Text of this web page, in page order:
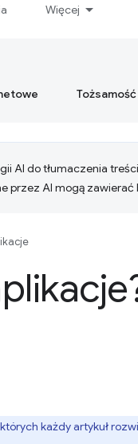
Więcej
Tożsamość
AI do tłumaczenia
przez AI mogą zawierać
każdy artykuł